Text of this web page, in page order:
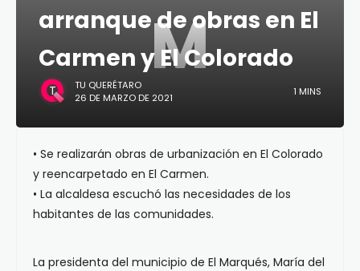
M
arranque de obras en El
Carmen y El Colorado
TU QUERÉTARO
26 DE MARZO DE 2021
1 MINS
• Se realizarán obras de urbanización en El Colorado
y reencarpetado en El Carmen.
• La alcaldesa escuchó las necesidades de los
habitantes de las comunidades.
La presidenta del municipio de El Marqués, María del